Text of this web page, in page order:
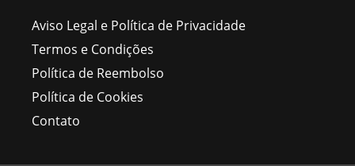
Aviso Legal e Política de Privacidade
Termos e Condições
Política de Reembolso
Política de Cookies
Contato